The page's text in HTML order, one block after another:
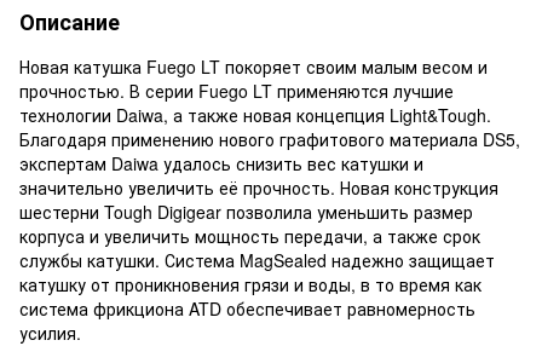
Описание
Новая катушка Fuego LT покоряет своим малым весом и
прочностью. В серии Fuego LT применяются лучшие
технологии Daiwa, а также новая концепция Light&Tough.
Благодаря применению нового графитового материала DS5,
экспертам Daiwa удалось снизить вес катушки и
значительно увеличить её прочность. Новая конструкция
шестерни Tough Digigear позволила уменьшить размер
корпуса и увеличить мощность передачи, а также срок
службы катушки. Система MagSealed надежно защищает
катушку от проникновения грязи и воды, в то время как
система фрикциона ATD обеспечивает равномерность
усилия.